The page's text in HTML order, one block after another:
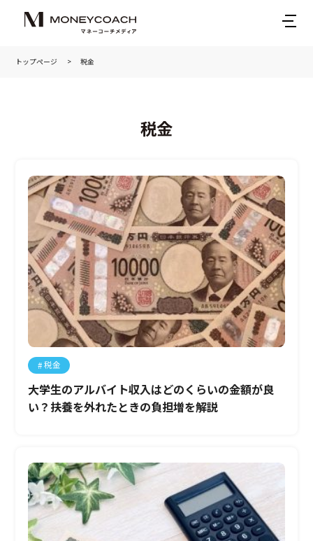
トップページ 税金
税金
税金
大学生のアルバイト収入はどのくらいの金額が良
い？扶養を外れたときの負担増を解説